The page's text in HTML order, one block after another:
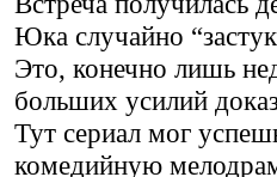
Юка случайно
Это, конечно лишь
больших усилий
Тут сериал мог
комедийную